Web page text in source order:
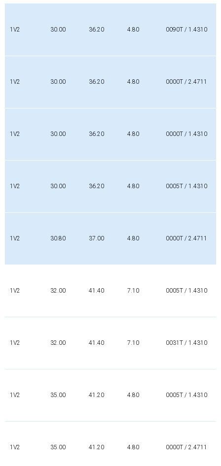
1V2 30.00 36.20 4.80 0090T / 1.4310
1V2 30.00 36.20 4.80 0000T / 2.4711
1V2 30.00 36.20 4.80 0000T / 1.4310
1V2 30.00 36.20 4.80 0005T / 1.4310
1V2 30.80 37.00 4.80 0000T / 2.4711
1V2 32.00 41.40 7.10 0005T / 1.4310
1V2 32.00 41.40 7.10 0031T / 1.4310
1V2 35.00 41.20 4.80 0005T / 1.4310
1V2 35.00 41.20 4.80 0000T / 2.4711